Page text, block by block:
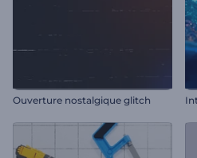
Ouverture nostalgique glitch